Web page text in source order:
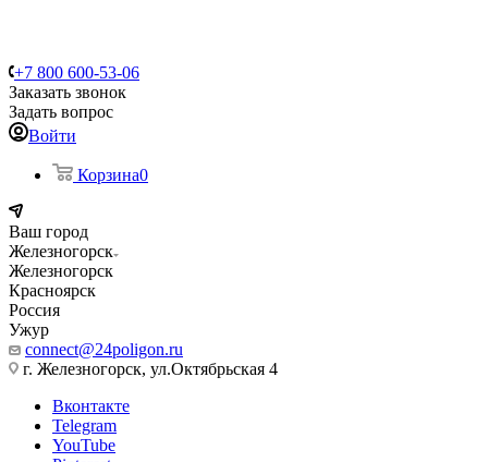
+7 800 600-53-06
Заказать звонок
Задать вопрос
Войти
Корзина0
Ваш город
Железногорск
Железногорск
Красноярск
Россия
Ужур
connect@24poligon.ru
г. Железногорск, ул.Октябрьская 4
Вконтакте
Telegram
YouTube